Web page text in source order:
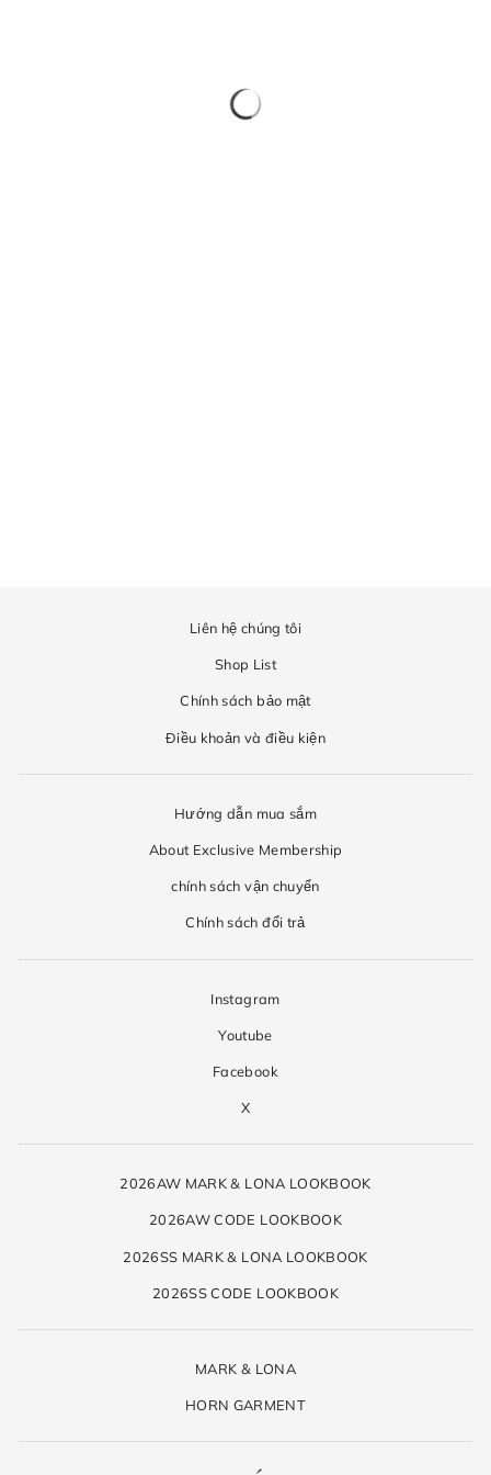
Liên hệ chúng tôi
Shop List
Chính sách bảo mật
Điều khoản và điều kiện
Hướng dẫn mua sắm
About Exclusive Membership
chính sách vận chuyển
Chính sách đổi trả
Instagram
Youtube
Facebook
X
2026AW MARK & LONA LOOKBOOK
2026AW CODE LOOKBOOK
2026SS MARK & LONA LOOKBOOK
2026SS CODE LOOKBOOK
MARK & LONA
HORN GARMENT